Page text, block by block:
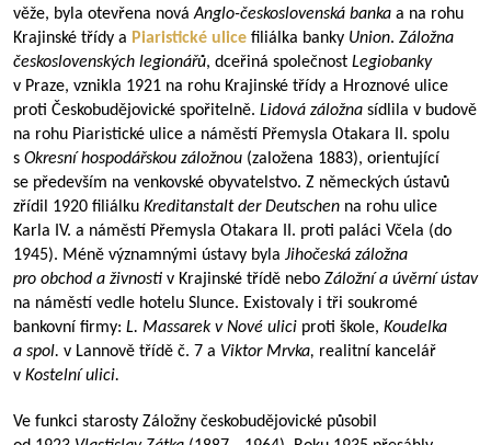
věže, byla otevřena nováAnglo-československá banka a na rohu
Krajinské třídy a Piaristické ulice filiálka banky Union. Záložna
československých legionářů, dceřiná společnost Legiobanky
v Praze, vznikla 1921 na rohu Krajinské třídy a Hroznové ulice
proti Českobudějovické spořitelně. Lidová záložna sídlila v budově
na rohu Piaristické ulice a náměstí Přemysla Otakara II. spolu
s Okresní hospodářskou záložnou (založena 1883), orientující
se především na venkovské obyvatelstvo. Z německých ústavů
zřídil 1920 filiálku Kreditanstalt der Deutschen na rohu ulice
Karla IV. a náměstí Přemysla Otakara II. proti paláci Včela (do
1945). Méně významnými ústavy byla Jihočeská záložna
pro obchod a živnosti v Krajinské třídě nebo Záložní a úvěrní ústav
na náměstí vedle hotelu Slunce. Existovaly i tři soukromé
bankovní firmy: L. Massarek v Nové ulici proti škole, Koudelka
a spol. v Lannově třídě č. 7 a Viktor Mrvka, realitní kancelář
v Kostelní ulici.
Ve funkci starosty Záložny českobudějovické působil